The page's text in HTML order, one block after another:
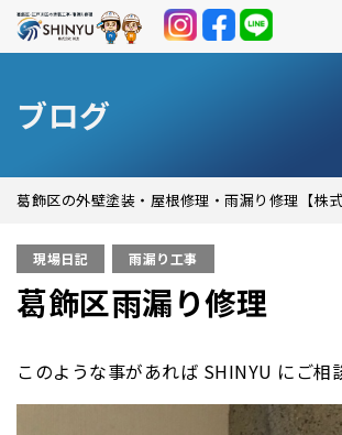
ブログ
葛飾区の外壁塗装・屋根修理・雨漏り修理【株式
現場日記 雨漏り工事
葛飾区雨漏り修理
このような事があれば SHINYU にご相